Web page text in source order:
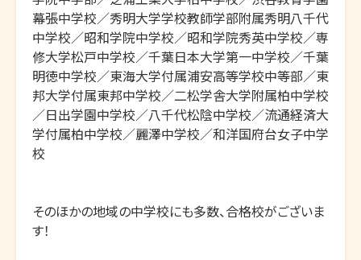
幕張中学校／秀明大学学校教師学部附属秀明八千代
中学校／昭和学院中学校／昭和学院秀英中学校／専
修大学松戸中学校／千葉日本大学第一中学校／千葉
明徳中学校／東海大学付属浦安高等学校中等部／東
邦大学付属東邦中学校／二松学舎大学附属柏中学校
／日出学園中学校／八千代松陰中学校／流通経済大
学付属柏中学校／麗澤中学校／和洋国府台女子中学
校
そのほかの地域の中学校にも多数、合格校がございま
す！